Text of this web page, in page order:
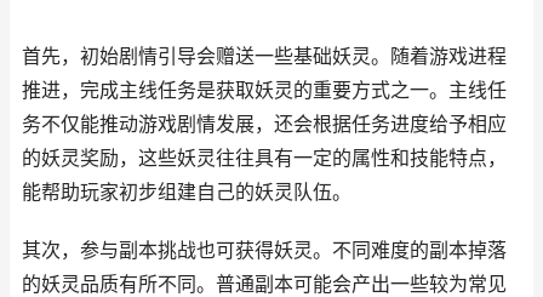
首先，初始剧情引导会赠送一些基础妖灵。随着游戏进程
推进，完成主线任务是获取妖灵的重要方式之一。主线任
务不仅能推动游戏剧情发展，还会根据任务进度给予相应
的妖灵奖励，这些妖灵往往具有一定的属性和技能特点，
能帮助玩家初步组建自己的妖灵队伍。
其次，参与副本挑战也可获得妖灵。不同难度的副本掉落
的妖灵品质有所不同。普通副本可能会产出一些较为常见